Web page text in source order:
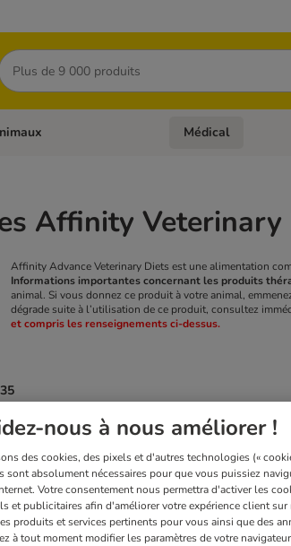
Rechercher
catégories: Chats Dérouler les
Médical
Affinity Veterinary
Affinity Advance Veterinary Diets est une alimentation
Informations importantes concernant les produits
animal. Si vous donnez ce produit à votre animal,
dégrade suite à l’utilisation de ce produit, consultez
et compris les renseignements ci-dessus.
nous à nous améliorer !
des cookies, des pixels et d'autres technologies («
sont absolument nécessaires pour que vous puissiez
Votre consentement nous permettra d'activer les
et publicitaires afin d'améliorer votre expérience client
produits et services pertinents pour vous ainsi que des
à tout moment modifier les paramètres de votre